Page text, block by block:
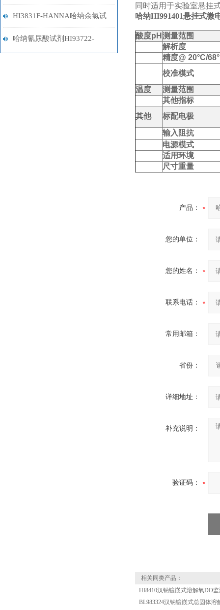
指南
HI3831F-HANNA哈纳余氯试
剂盒
哈纳氰尿酸试剂HI93722-
同时适用于实验室悬挂
哈纳HI991401悬挂式微
酸度pH 测量范围
解析度
精度@ 20°C/
校准模式
温度
测量范围
其他指标
其他
标配电极
输入阻抗
电源模式
适用环境
尺寸重量
产品：
您的单位：
您的姓名：
联系电话：
常用邮箱：
省份：
详细地址：
补充说明：
验证码：
相关同类产品：
HI8410汉钠镶嵌式溶解氧DO
BL983324汉钠镶嵌式总固体溶